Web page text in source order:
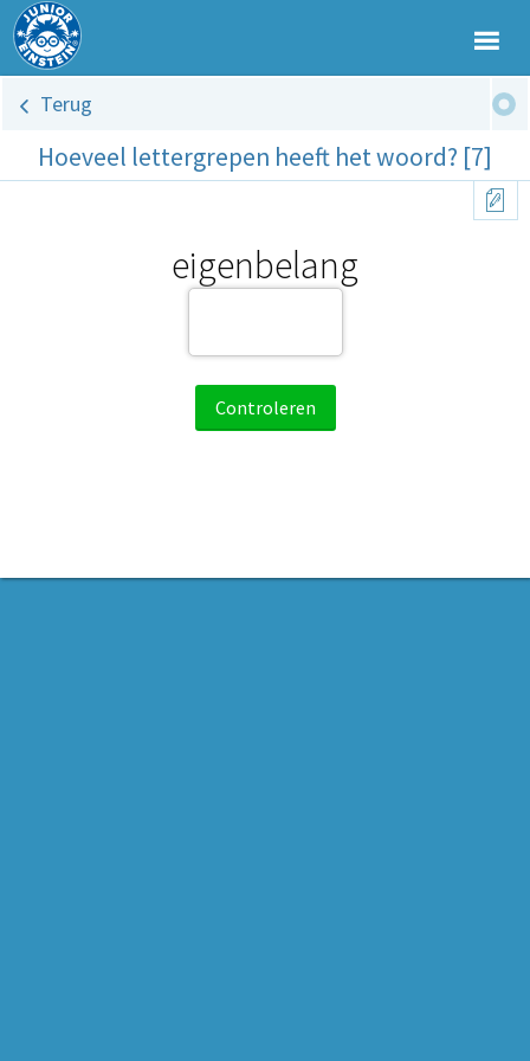
Terug
Hoeveel lettergrepen heeft het woord? [7]
eigenbelang